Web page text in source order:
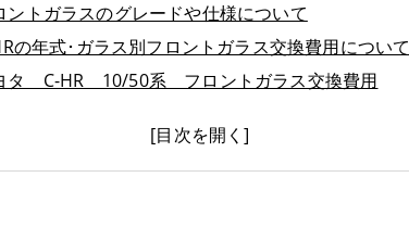
トガラスのグレードや仕様について
の年式･ガラス別フロントガラス交換費用について
タ C-HR 10/50系 フロントガラス交換費用
のフロントガラス飛び石修理費用について